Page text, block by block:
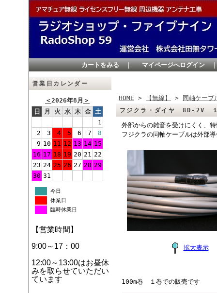
カートをみる ｜ マイページへログイン
営業日カレンダー
＜2026年8月 ＞
日
月 火 水 木 金 土
1
2
3 4 5 6 7
8
9 10 11 12 13 14 15
16 17 18 19 20 21 22
23 24 25 26 27 28 29
30 31
今日
休業日
臨時休業日
【営業時間】
9:00～17：00
12:00～13:00はお昼休
みを取らせていただい
ています
HOME > 【無線】 > 同軸ケーブ
フジクラ・ダイヤ 8D-2V
外部からの雑音を受けにくく、
フジクラの同軸ケーブルは外部
拡大表示
100m巻 １巻での販売です